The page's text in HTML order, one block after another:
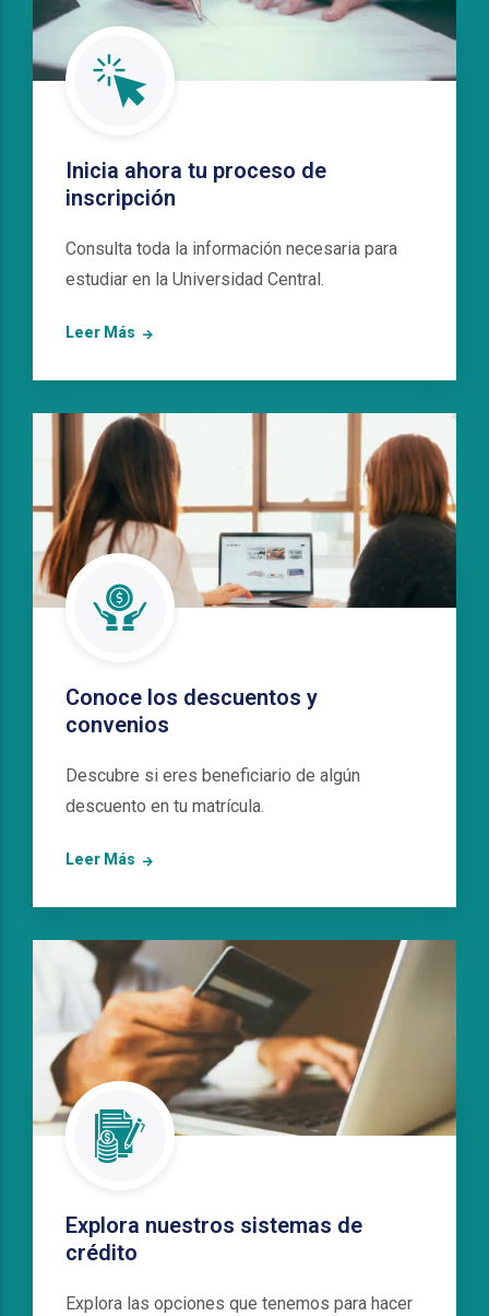
Inicia ahora tu proceso de
inscripción
Consulta toda la información necesaria para
estudiar en la Universidad Central.
Leer Más
Conoce los descuentos y
convenios
Descubre si eres beneficiario de algún
descuento en tu matrícula.
Leer Más
Explora nuestros sistemas de
crédito
Explora las opciones que tenemos para hacer